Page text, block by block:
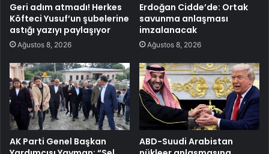
Geri adım atmadı! Herkes
Köfteci Yusuf’un şubelerine
astığı yazıyı paylaşıyor
Ağustos 8, 2026
Erdoğan Cidde’de: Ortak
savunma anlaşması
imzalanacak
Ağustos 8, 2026
AK Parti Genel Başkan
ABD-Suudi Arabistan